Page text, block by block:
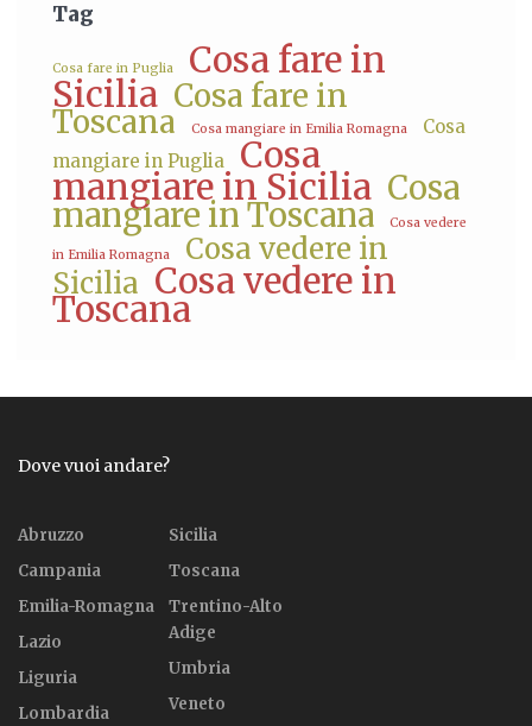
Tag
Cosa fare in Puglia Cosa fare in
Sicilia Cosa fare in
Toscana Cosa mangiare in Emilia Romagna
Cosa
mangiare in Puglia
Cosa
mangiare in Sicilia Cosa
mangiare in Toscana Cosa vedere
in Emilia Romagna
Cosa vedere in
Sicilia Cosa vedere in
Toscana
Dove vuoi andare?
Abruzzo
Campania
Emilia-Romagna
Lazio
Liguria
Lombardia
Sicilia
Toscana
Trentino-Alto
Adige
Umbria
Veneto